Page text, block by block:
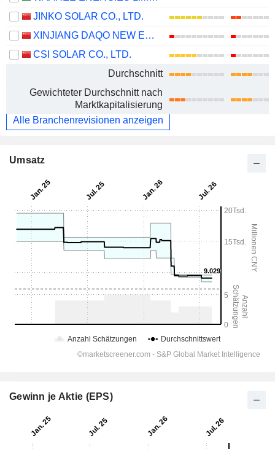
JINKO SOLAR CO., LTD.
XINJIANG DAQO NEW ENERGY CO.,LTD.
CSI SOLAR CO., LTD.
Durchschnitt
Gewichteter Durchschnitt nach
Marktkapitalisierung
Alle Branchenrevisionen anzeigen
Umsatz
Gewinn je Aktie (EPS)